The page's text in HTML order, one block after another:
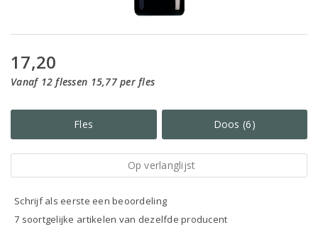
17,20
Vanaf 12 flessen 15,77 per fles
Fles Doos (6)
Op verlanglijst
Schrijf als eerste een beoordeling
7 soortgelijke artikelen van dezelfde producent